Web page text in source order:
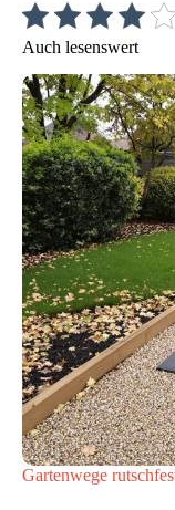
Auch lesenswert
Gartenwege